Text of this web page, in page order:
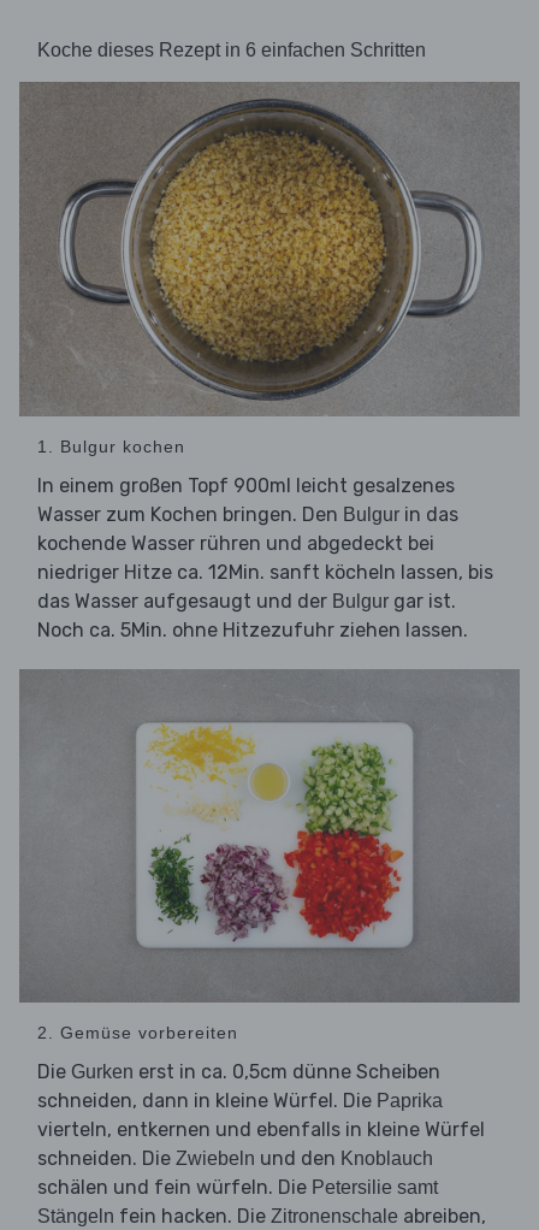
Koche dieses Rezept in 6 einfachen Schritten
1. Bulgur kochen
In einem großen Topf 900ml leicht gesalzenes
Wasser zum Kochen bringen. Den Bulgur in das
kochende Wasser rühren und abgedeckt bei
niedriger Hitze ca. 12Min. sanft köcheln lassen, bis
das Wasser aufgesaugt und der Bulgur gar ist.
Noch ca. 5Min. ohne Hitzezufuhr ziehen lassen.
2. Gemüse vorbereiten
Die Gurken erst in ca. 0,5cm dünne Scheiben
schneiden, dann in kleine Würfel. Die Paprika
vierteln, entkernen und ebenfalls in kleine Würfel
schneiden. Die Zwiebeln und den Knoblauch
schälen und fein würfeln. Die Petersilie samt
Stängeln fein hacken. Die Zitronenschale abreiben,